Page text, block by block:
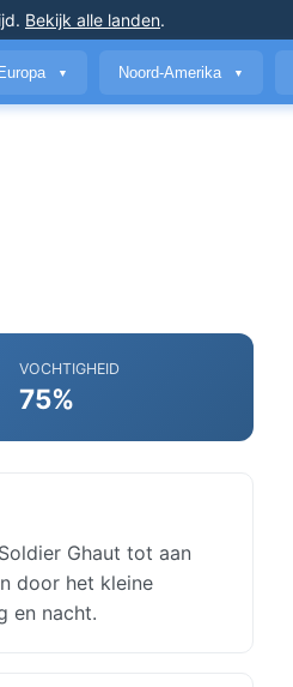
. Bekijk alle landen.
▼ Noord-Amerika ▼
VOCHTIGHEID
75%
Ghaut tot aan
door het kleine
en nacht.